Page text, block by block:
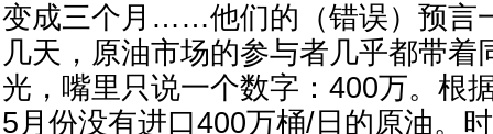
变成三个月……他们的（错误）预言
几天，原油市场的参与者几乎都带着
光，嘴里只说一个数字：400万。根
5月份没有进口400万桶/日的原油。